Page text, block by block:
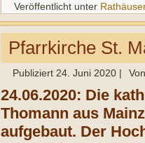
Veröffentlicht unter
Pfarrkirche St.
Publiziert 24. Juni 2020 | Von
24.06.2020: Die
Thomann aus
aufgebaut. Der